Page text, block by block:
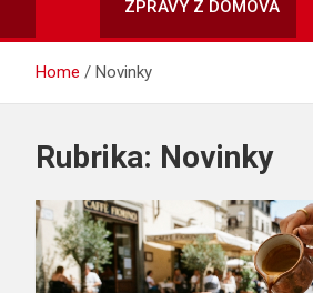
ZPRÁVY Z DOMOVA
Home Novinky
Rubrika: Novinky